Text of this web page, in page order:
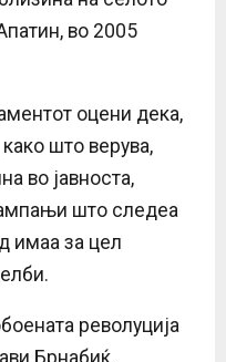
во 2005
оцени дека,
што верува,
во јавноста,
што следеа
имаа за цел
револуција
Брнабиќ,